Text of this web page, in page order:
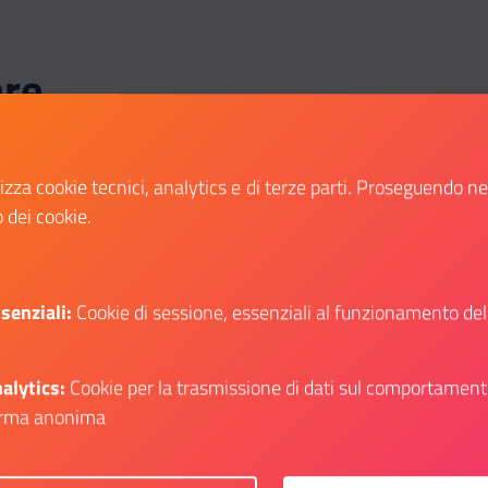
MER
26 11
Modena
Emilia-Romagna, uno strumento di
relazione, di dialogo e di confronto,
cookie tecnici, analytics e di terze parti. Proseguendo
cookie.
Cookie di sessione, essenziali al funzionamento
Cookie per la trasmissione di dati sul
anonima